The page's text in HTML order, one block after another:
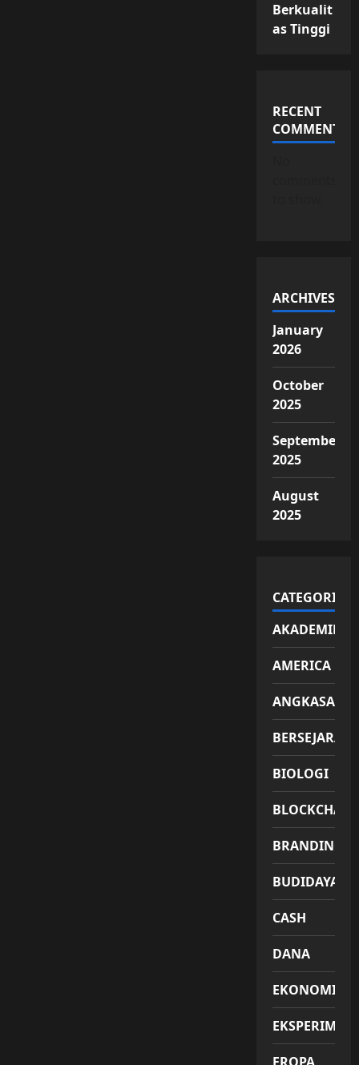
Berkualit
as Tinggi
RECENT
COMMENTS
ARCHIVES
January
2026
October
2025
September
2025
August
2025
CATEGORIES
AKADEMIK
AMERICA
ANGKASA
BERSEJARAH
BIOLOGI
BLOCKCHAIN
BRANDING
BUDIDAYA
CASH
DANA
EKONOMI
EKSPERIMEN